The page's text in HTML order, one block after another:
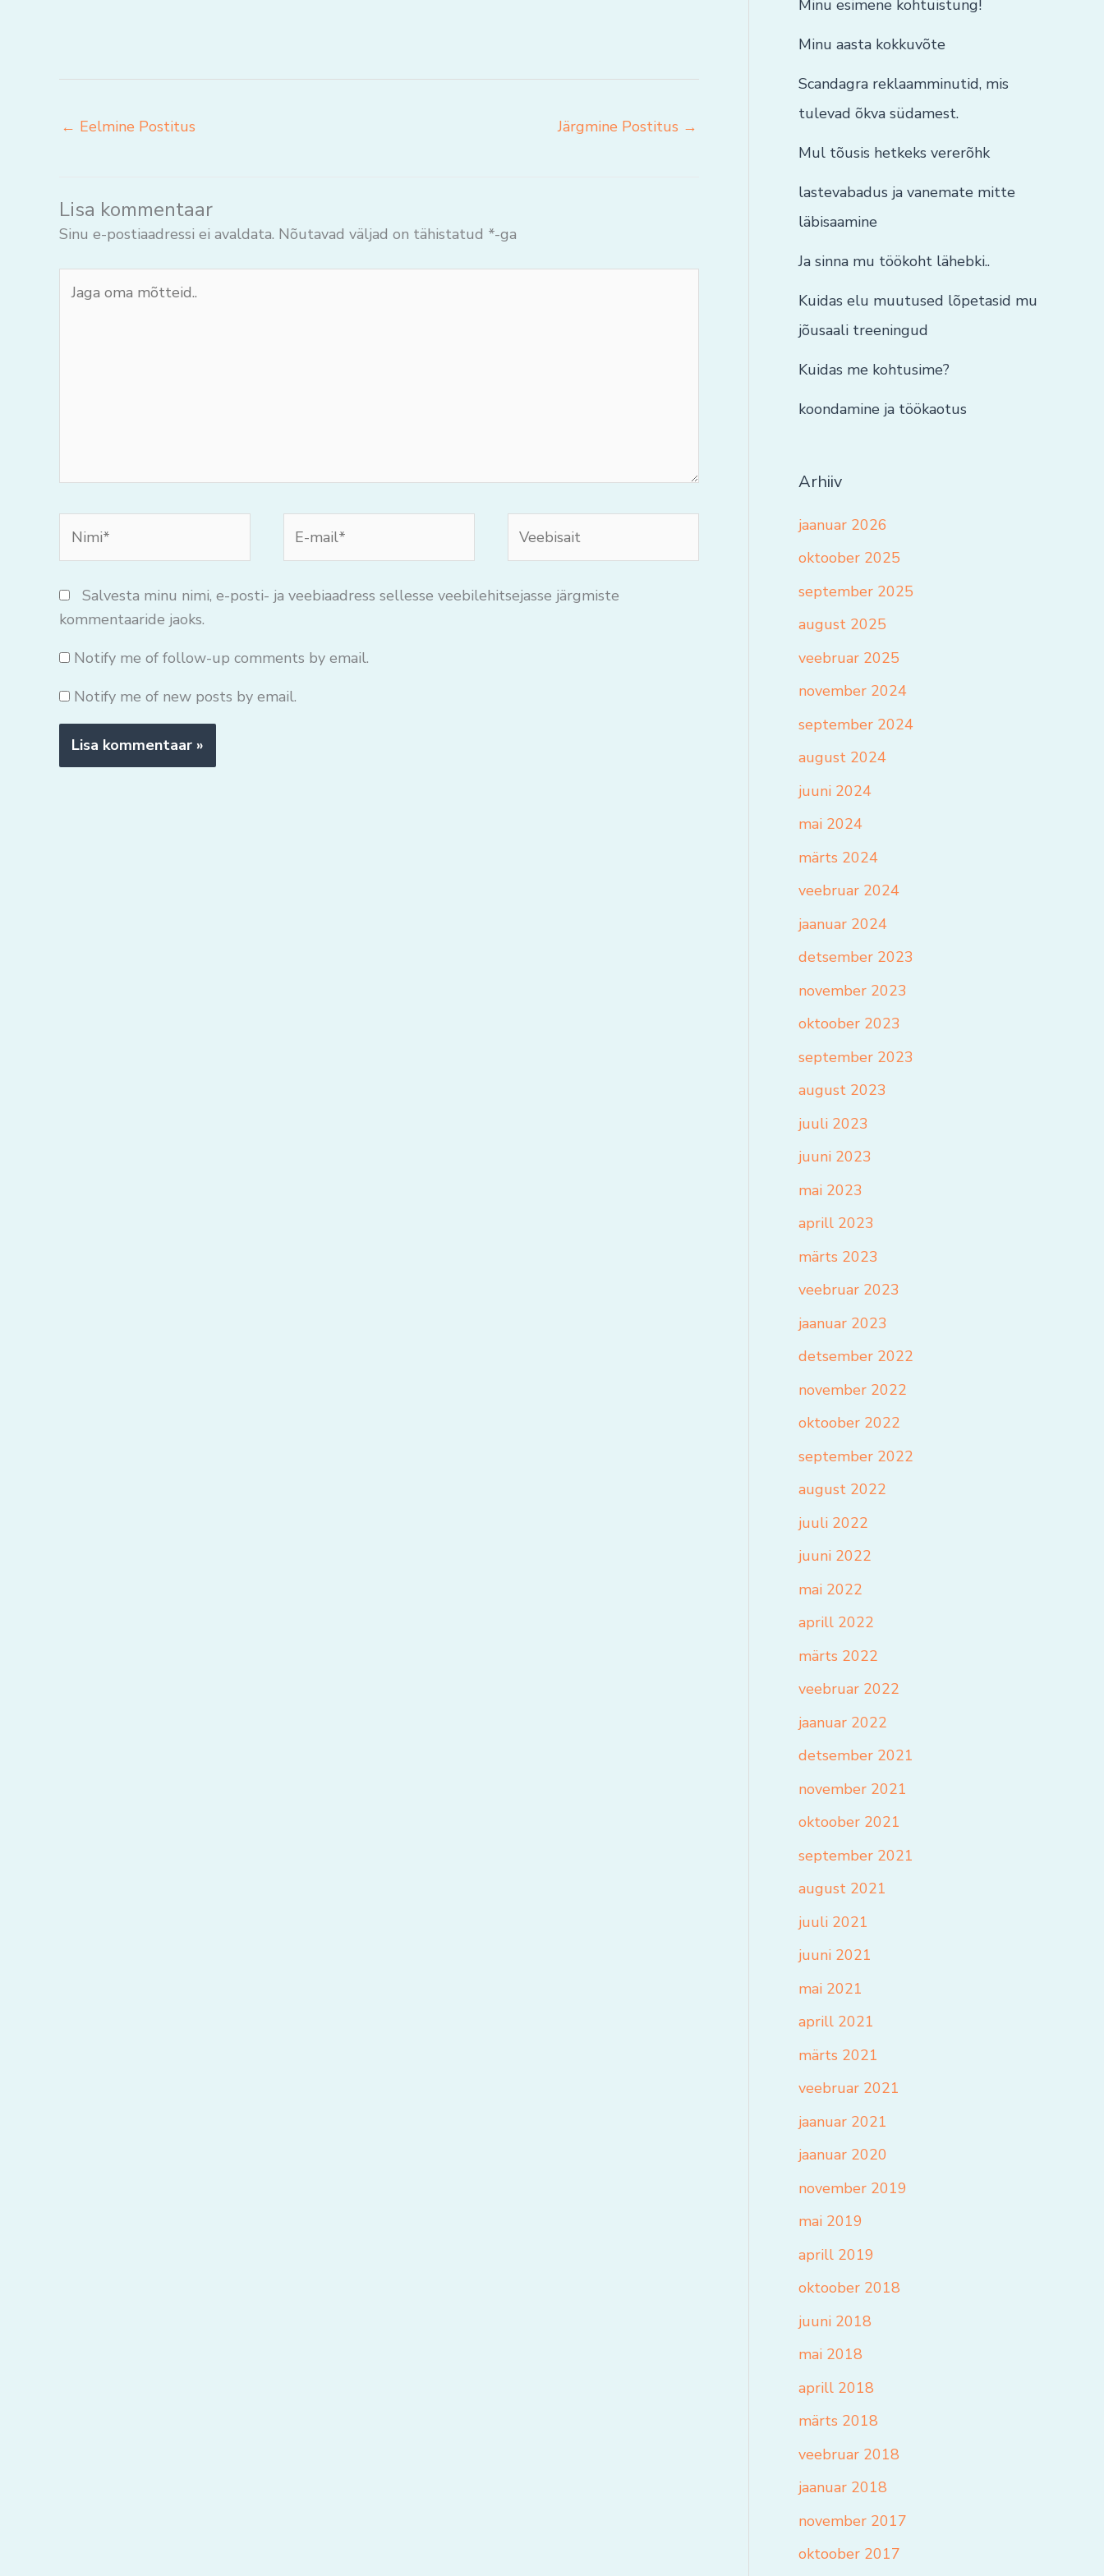
← Eelmine Postitus Järgmine Postitus →
Lisa kommentaar
Sinu e-postiaadressi ei avaldata. Nõutavad väljad on tähistatud *-ga
oma
mail*
Salvesta minu nimi, e-posti- ja veebiaadress sellesse veebilehitsejasse järgmiste
kommentaaride jaoks.
Notify me of follow-up comments by email.
Notify me of new posts by email.
Minu esimene kohtuistung!
Minu aasta kokkuvõte
Scandagra reklaamminutid, mis
tulevad õkva südamest.
Mul tõusis hetkeks vererõhk
lastevabadus ja vanemate mitte
läbisaamine
Ja sinna mu töökoht lähebki..
Kuidas elu muutused lõpetasid mu
jõusaali treeningud
Kuidas me kohtusime?
koondamine ja töökaotus
Arhiiv
jaanuar 2026
oktoober 2025
september 2025
august 2025
veebruar 2025
november 2024
september 2024
august 2024
juuni 2024
mai 2024
märts 2024
veebruar 2024
jaanuar 2024
detsember 2023
november 2023
oktoober 2023
september 2023
august 2023
juuli 2023
juuni 2023
mai 2023
aprill 2023
märts 2023
veebruar 2023
jaanuar 2023
detsember 2022
november 2022
oktoober 2022
september 2022
august 2022
juuli 2022
juuni 2022
mai 2022
aprill 2022
märts 2022
veebruar 2022
jaanuar 2022
detsember 2021
november 2021
oktoober 2021
september 2021
august 2021
juuli 2021
juuni 2021
mai 2021
aprill 2021
märts 2021
veebruar 2021
jaanuar 2021
jaanuar 2020
november 2019
mai 2019
aprill 2019
oktoober 2018
juuni 2018
mai 2018
aprill 2018
märts 2018
veebruar 2018
jaanuar 2018
november 2017
oktoober 2017